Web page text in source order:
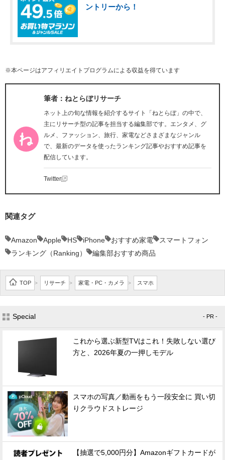
ントリーから！
※本ページはアフィリエイトプログラムによる収益を得ています
筆者：ねとらぼリサーチ
ネット上の旬な情報を紹介するサイト「ねとらぼ」の中で、
主にリサーチ型の記事を担当する編集部です。エンタメ、グ
ルメ、ファッション、旅行、家電などさまざまなジャンル
で、最新のデータを使ったランキング記事やおすすめ記事を
配信しています。
Twitter
関連タグ
Amazon Apple HS iPhone おすすめ家電
スマートフォン
ランキング（Ranking）
編集部おすすめ商品
TOP > リサーチ > 家電・PC・カメラ > スマホ
Special - PR -
これから選ぶ新型TVはこれ！失敗しない選び
方と、2026年夏の一押しモデル
スマホの写真／動画をもう一段安全に 買い切
りクラウドストレージ
【抽選で5,000円分】Amazonギフトカードが